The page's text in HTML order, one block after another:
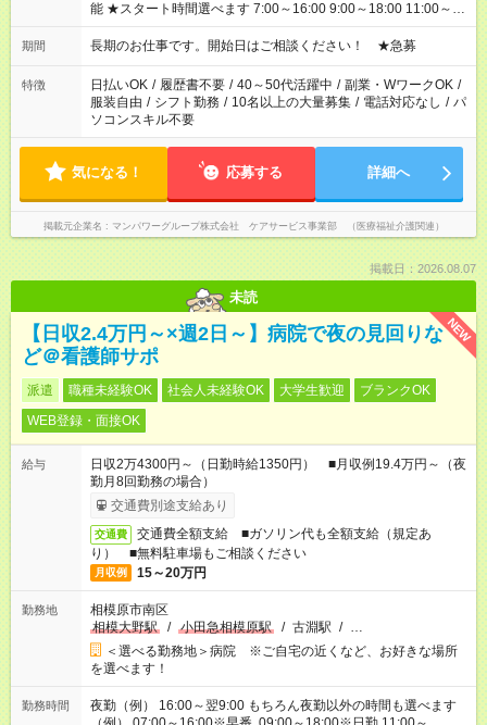
能 ★スタート時間選べます 7:00～16:00 9:00～18:00 11:00～
20:00 など 残業なし！ ※Wワークの場合、他のお仕事と合わせ
週40時間超の就業はご案内できません ※法令に基づき、週20時
（日雇い派遣の原則禁止）により、短時間・短期間の就業はご
案内が難しい場合があります
期間 長期のお仕事です。開始日はご相談ください！ ★急募
特徴 日払いOK / 履歴書不要 / 40～50代活躍中 / 副業・WワークOK /
服装自由 / シフト勤務 / 10名以上の大量募集 / 電話対応なし / パ
ソコンスキル不要
気になる！ 応募する 詳細へ
掲載元企業名 マンパワーグループ株式会社 ケアサービス事業部 （医療福祉介護関連）
掲載日：2026.08.07
未読
NEW
【日収2.4万円～×週2日～】病院で夜の見回りな
ど＠看護師サポ
派遣 職種未経験OK 社会人未経験OK 大学生歓迎
ブランクOK
WEB登録・面接OK
給与
日収2万4300円～（日勤時給1350円） ■月収例19.4万円～（夜
勤月8回勤務の場合）
交通費別途支給あり
交通費
交通費全額支給 ■ガソリン代も全額支給（規定あ
り） ■無料駐車場もご相談ください
月収例 15～20万円
勤務地
相模原市南区
相模大野駅
/ 小田急相模原駅 / 古淵駅 / …
＜選べる勤務地＞病院 ※ご自宅の近くなど、お好きな場所
を選べます！
勤務時間
夜勤（例） 16:00～翌9:00 もちろん夜勤以外の時間も選べます